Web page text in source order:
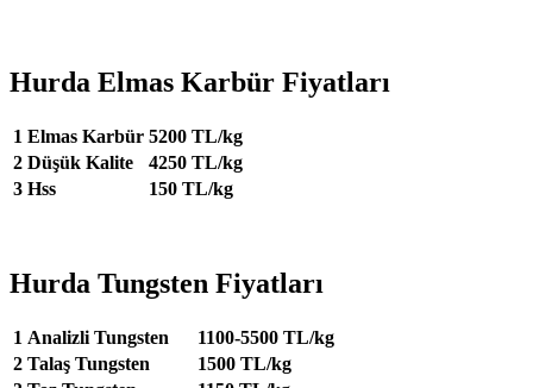
Hurda Elmas Karbür Fiyatları
1 Elmas Karbür 5200 TL/kg
2 Düşük Kalite
4250 TL/kg
3 Hss 150 TL/kg
Hurda Tungsten Fiyatları
1 Analizli Tungsten
1100-5500 TL/kg
2 Talaş Tungsten
1500 TL/kg